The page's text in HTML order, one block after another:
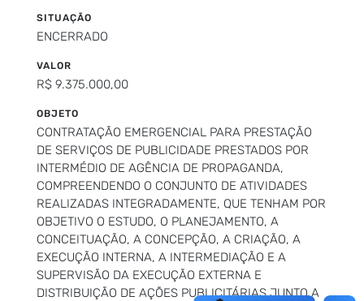
SITUAÇÃO
ENCERRADO
VALOR
R$ 9.375.000,00
OBJETO
CONTRATAÇÃO EMERGENCIAL PARA PRESTAÇÃO
DE SERVIÇOS DE PUBLICIDADE PRESTADOS POR
INTERMÉDIO DE AGÊNCIA DE PROPAGANDA,
COMPREENDENDO O CONJUNTO DE ATIVIDADES
REALIZADAS INTEGRADAMENTE, QUE TENHAM POR
OBJETIVO O ESTUDO, O PLANEJAMENTO, A
CONCEITUAÇÃO, A CONCEPÇÃO, A CRIAÇÃO, A
EXECUÇÃO INTERNA, A INTERMEDIAÇÃO E A
SUPERVISÃO DA EXECUÇÃO EXTERNA E
DISTRIBUIÇÃO DE AÇÕES PUBLICITÁRIAS JUNTO A